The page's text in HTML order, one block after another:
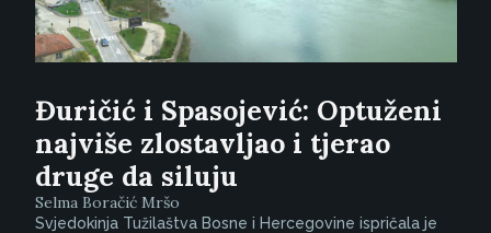
Đuričić i Spasojević: Optuženi
najviše zlostavljao i tjerao
druge da siluju
Selma Boračić Mršo
Svjedokinja Tužilaštva Bosne i Hercegovine ispričala je